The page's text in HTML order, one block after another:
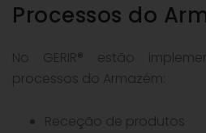
Processos do
No GERIR® estão
processos do Armazém:
Receção de produtos